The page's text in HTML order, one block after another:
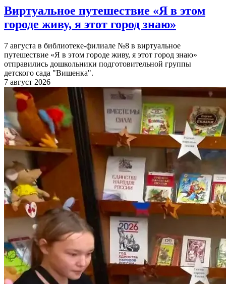
Виртуальное путешествие «Я в этом
городе живу, я этот город знаю»
7 августа в библиотеке-филиале №8 в виртуальное
путешествие «Я в этом городе живу, я этот город знаю»
отправились дошкольники подготовительной группы
детского сада "Вишенка".
7 август 2026